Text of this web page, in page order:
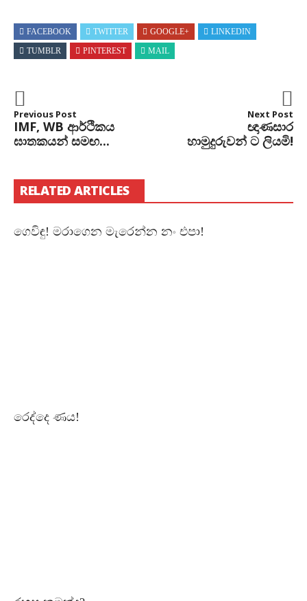
FACEBOOK TWITTER GOOGLE+
LINKEDIN
TUMBLR
PINTEREST MAIL
Previous Post
IMF, WB ආර්ථිකය
ඝාතකයන් සමඟ...
Next Post
ඥාණසාර
හාමුදුරුවන් ට ලියමි!
RELATED ARTICLES
ගෙවිඳු! මරාගෙන මැරෙන්න නං එපා!
රෙද්දෙ ණය!